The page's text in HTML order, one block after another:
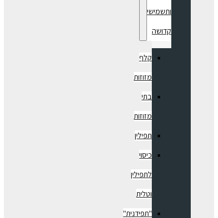
ותשמישי
קדושה
קלף
מזוזות
בתי
מזוזות
תפילין
כיסוי
לתפילין
וטלית
"תפידנית"